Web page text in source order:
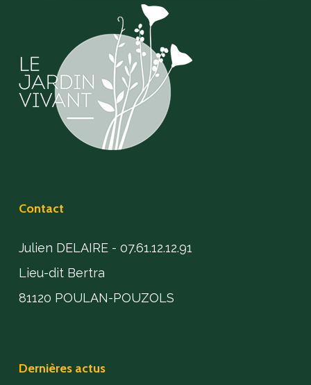
Contact
Julien DELAIRE - 07.61.12.12.91
Lieu-dit Bertra
81120 POULAN-POUZOLS
Dernières actus